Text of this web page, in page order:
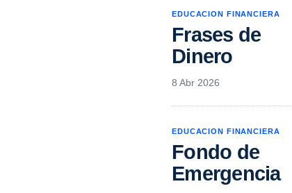
EDUCACION FINANCIERA
Frases de
Dinero
8 Abr 2026
EDUCACION FINANCIERA
Fondo de
Emergencia